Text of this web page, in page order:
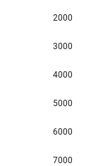
2000
3000
4000
5000
6000
7000